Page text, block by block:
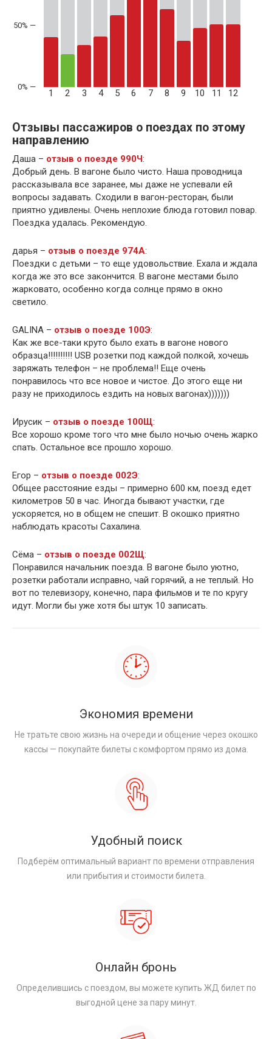
50% —
1 2 3 4 5 6 7 8 9 10 11 12
Отзывы пассажиров о поездах по этому
направлению
Даша – отзыв о поезде 990Ч:
Добрый день. В вагоне было чисто. Наша проводница
рассказывала все заранее, мы даже не успевали ей
вопросы задавать. Сходили в вагон-ресторан, были
приятно удивлены. Очень неплохие блюда готовил повар.
Поездка удалась. Рекомендую.
дарья – отзыв о поезде 974А:
Поездки с детьми – то еще удовольствие. Ехала и ждала
когда же это все закончится. В вагоне местами было
жарковато, особенно когда солнце прямо в окно
светило.
GALINA – отзыв о поезде 100Э:
Как же все-таки круто было ехать в вагоне нового
образца!!!!!!!!!! USB розетки под каждой полкой, хочешь
заряжать телефон – не проблема!! Еще очень
понравилось что все новое и чистое. До этого еще ни
разу не приходилось ездить на новых вагонах)))))))
Ирусик – отзыв о поезде 100Щ:
Все хорошо кроме того что мне было ночью очень жарко
спать. Остальное все прошло хорошо.
Егор – отзыв о поезде 002Э:
Общее расстояние езды – примерно 600 км, поезд едет
километров 50 в час. Иногда бывают участки, где
ускоряется, но в общем не спешит. В окошко приятно
наблюдать красоты Сахалина.
Сёма – отзыв о поезде 002Щ:
Понравился начальник поезда. В вагоне было уютно,
розетки работали исправно, чай горячий, а не теплый. Но
вот по телевизору, конечно, пара фильмов и те по кругу
идут. Могли бы уже хотя бы штук 10 записать.
Экономия времени
Не тратьте свою жизнь на очереди и общение через окошко
кассы — покупайте билеты с комфортом прямо из дома.
Удобный поиск
Подберём оптимальный вариант по времени отправления
или прибытия и стоимости билета.
Онлайн бронь
Определившись с поездом, вы можете купить ЖД билет по
выгодной цене за пару минут.